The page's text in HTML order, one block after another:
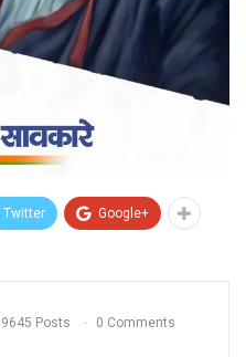
Twitter Google+
Posts 0 Comments